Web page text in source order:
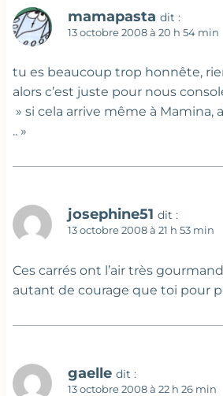
mamapasta dit :
13 octobre 2008 à 20 h 54 min
tu es beaucoup trop honnête,
alors c’est juste pour nous
» si cela arrive même à Mamina,
.. »
josephine51 dit :
13 octobre 2008 à 21 h 53 min
Ces carrés ont l’air très
autant de courage que toi pour
gaelle dit :
13 octobre 2008 à 22 h 26 min